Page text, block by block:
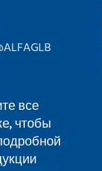
все
чтобы